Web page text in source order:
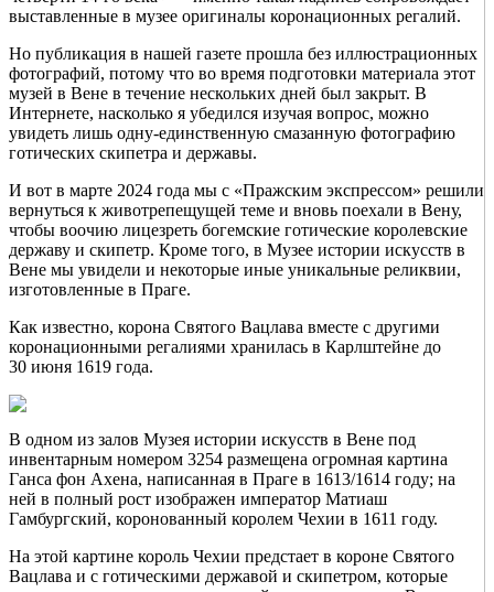
выставленные в музее оригиналы коронационных регалий.
Но публикация в нашей газете прошла без иллюстрационных
фотографий, потому что во время подготовки материала этот
музей в Вене в течение нескольких дней был закрыт. В
Интернете, насколько я убедился изучая вопрос, можно
увидеть лишь одну-единственную смазанную фотографию
готических скипетра и державы.
И вот в марте 2024 года мы с «Пражским экспрессом» решили
вернуться к животрепещущей теме и вновь поехали в Вену,
чтобы воочию лицезреть богемские готические королевские
державу и скипетр. Кроме того, в Музее истории искусств в
Вене мы увидели и некоторые иные уникальные реликвии,
изготовленные в Праге.
Как известно, корона Святого Вацлава вместе с другими
коронационными регалиями хранилась в Карлштейне до
30 июня 1619 года.
В одном из залов Музея истории искусств в Вене под
инвентарным номером 3254 размещена огромная картина
Ганса фон Ахена, написанная в Праге в 1613/1614 году; на
ней в полный рост изображен император Матиаш
Гамбургский, коронованный королем Чехии в 1611 году.
На этой картине король Чехии предстает в короне Святого
Вацлава и с готическими державой и скипетром, которые